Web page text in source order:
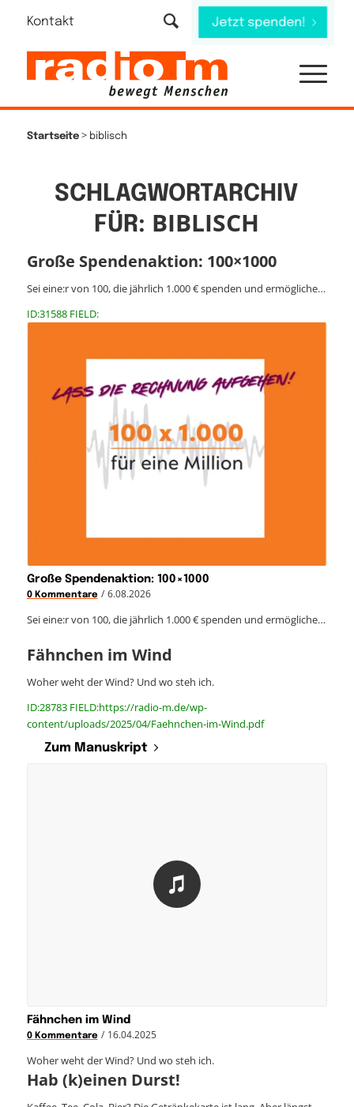
Kontakt Jetzt spenden!
Startseite> biblisch
SCHLAGWORTARCHIV
FÜR: BIBLISCH
Große Spendenaktion: 100×1000
Sei eine:r von 100, die jährlich 1.000 € spenden und ermögliche…
ID:31588 FIELD:
Große Spendenaktion: 100×1000
0 Kommentare / 6.08.2026
Sei eine:r von 100, die jährlich 1.000 € spenden und ermögliche…
Fähnchen im Wind
Woher weht der Wind? Und wo steh ich.
ID:28783 FIELD:https://radio-m.de/wp-
content/uploads/2025/04/Faehnchen-im-Wind.pdf
Zum Manuskript
Fähnchen im Wind
0 Kommentare / 16.04.2025
Woher weht der Wind? Und wo steh ich.
Hab (k)einen Durst!